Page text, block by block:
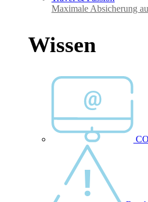
Maximale Absicherung
Wissen